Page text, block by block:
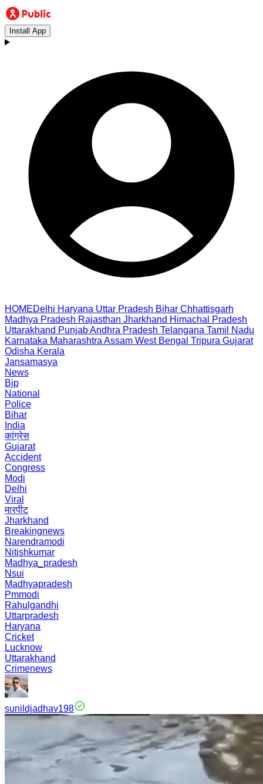
Install App
HOMEDelhi Haryana Uttar Pradesh Bihar Chhattisgarh
Madhya Pradesh Rajasthan Jharkhand Himachal Pradesh
Uttarakhand PunjabAndhra Pradesh Telangana Tamil Nadu
Karnataka Maharashtra Assam West Bengal Tripura Gujarat
Odisha Kerala
Jansamasya
News
Bjp
National
Police
Bihar
India
कांग्रेस
Gujarat
Accident
Congress
Modi
Delhi
Viral
मारपीट
Jharkhand
Breakingnews
Narendramodi
Nitishkumar
Madhya_pradesh
Nsui
Madhyapradesh
Pmmodi
Rahulgandhi
Uttarpradesh
Haryana
Cricket
Lucknow
Uttarakhand
Crimenews
sunildjadhav198